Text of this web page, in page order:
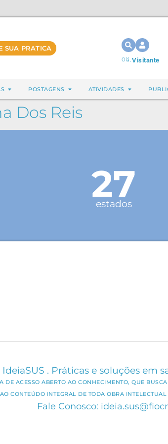
SUA PRATICA
Olá,Visitante
POSTAGENS ATIVIDADES
Dos Reis
27
estados
IdeiaSUS . Práticas e soluções em
DE ACESSO ABERTO AO CONHECIMENTO, QUE
CONTEÚDO INTEGRAL DE TODA OBRA
Fale Conosco: